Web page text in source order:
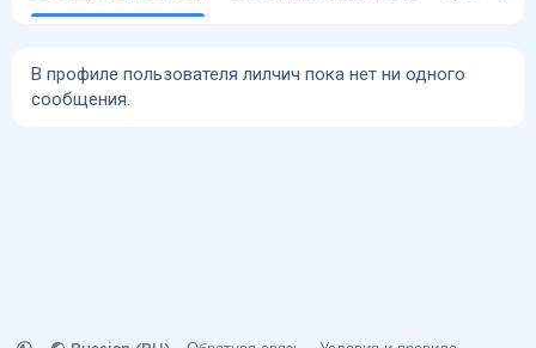
В профиле пользователя лилчич пока нет ни одного
сообщения.